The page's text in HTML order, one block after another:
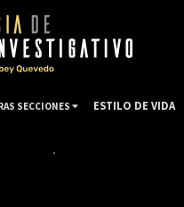
SECCIONES ESTILO DE VIDA